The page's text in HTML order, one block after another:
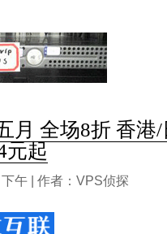
月 全场8折 香港
元起
午 | 作者：VPS侦探